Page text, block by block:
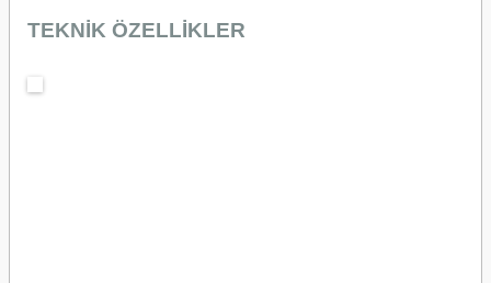
TEKNİK ÖZELLİKLER